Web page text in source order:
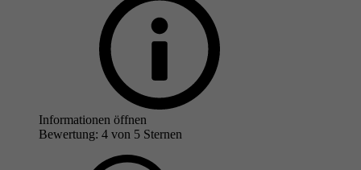
Informationen öffnen
Bewertung: 4 von 5 Sternen